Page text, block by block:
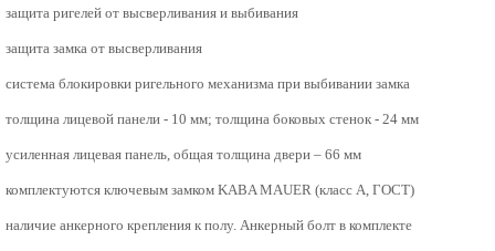
защита ригелей от высверливания и выбивания
защита замка от высверливания
система блокировки ригельного механизма при выбивании замка
толщина лицевой панели - 10 мм; толщина боковых стенок - 24 мм
усиленная лицевая панель, общая толщина двери – 66 мм
комплектуются ключевым замком KABA MAUER (класс А, ГОСТ)
наличие анкерного крепления к полу. Анкерный болт в комплекте